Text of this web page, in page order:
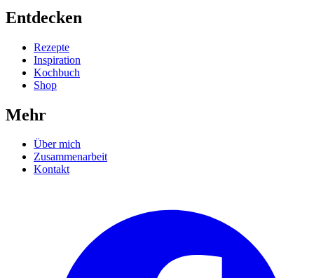
Entdecken
Rezepte
Inspiration
Kochbuch
Shop
Mehr
Über mich
Zusammenarbeit
Kontakt